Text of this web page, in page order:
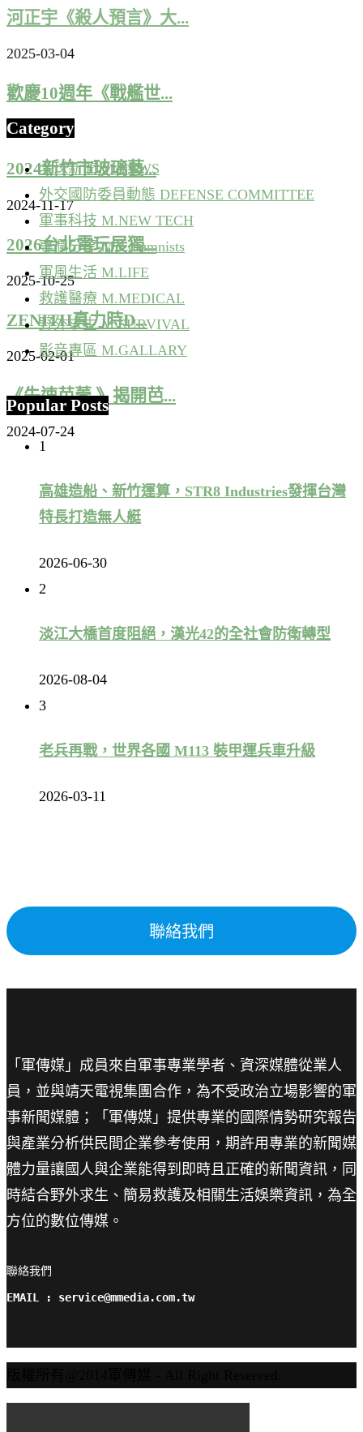
河正宇《殺人預言》大...
2025-03-04
歡慶10週年《戰艦世...
2025-09-24
2024新竹市玻璃藝...
2024-11-17
2026台北電玩展獨...
2025-10-25
ZENITH真力時D...
2025-02-01
《失速芭蕾 》揭開芭...
2024-07-24
Category
全球新聞 M.NEWS
外交國防委員動態 DEFENSE COMMITTEE
軍事科技 M.NEW TECH
專欄分享 M.Columnists
軍風生活 M.LIFE
救護醫療 M.MEDICAL
野外求生 M.SURVIVAL
影音專區 M.GALLARY
Popular Posts
1
高雄造船、新竹運算，STR8 Industries發揮台灣
特長打造無人艇
2026-06-30
2
淡江大橋首度阻絕，漢光42的全社會防衛轉型
2026-08-04
3
老兵再戰，世界各國 M113 裝甲運兵車升級
2026-03-11
聯絡我們
「軍傳媒」成員來自軍事專業學者、資深媒體從業人
員，並與靖天電視集團合作，為不受政治立場影響的軍
事新聞媒體；「軍傳媒」提供專業的國際情勢研究報告
與產業分析供民間企業參考使用，期許用專業的新聞媒
體力量讓國人與企業能得到即時且正確的新聞資訊，同
時結合野外求生、簡易救護及相關生活娛樂資訊，為全
方位的數位傳媒。
聯絡我們
EMAIL : service@mmedia.com.tw